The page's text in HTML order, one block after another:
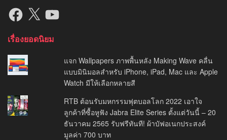
Facebook
X YouTube
เรื่องยอดนิยม
แจก Wallpapers ภาพพื้นหลัง Making Wave คลื่น
แบบมินิมอลสำหรับ iPhone, iPad, Mac และ Apple
Watch มีให้เลือกหลายสี
RTB ต้อนรับมหกรรมฟุตบอลโลก 2022 เอาใจ
ลูกค้าที่ซื้อหูฟัง Jabra Elite Series ตั้งแต่วันนี้ – 20
ธันวาคม 2565 รับฟรีทันที! ผ้าบัฟอเนกประสงค์
มูลค่า 700 บาท